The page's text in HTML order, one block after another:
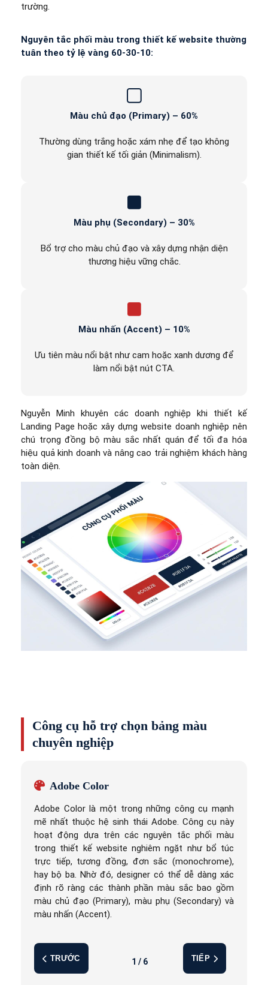
trường.
Nguyên tắc phối màu trong thiết kế website thường
tuân theo tỷ lệ vàng 60-30-10:
Màu chủ đạo (Primary) – 60%
Thường dùng trắng hoặc xám nhẹ để tạo không
gian thiết kế tối giản (Minimalism).
Màu phụ (Secondary) – 30%
Bổ trợ cho màu chủ đạo và xây dựng nhận diện
thương hiệu vững chắc.
Màu nhấn (Accent) – 10%
Ưu tiên màu nổi bật như cam hoặc xanh dương để
làm nổi bật nút CTA.
Nguyễn Minh khuyên các doanh nghiệp khi thiết kế
Landing Page hoặc xây dựng website doanh nghiệp nên
chú trọng đồng bộ màu sắc nhất quán để tối đa hóa
hiệu quả kinh doanh và nâng cao trải nghiệm khách hàng
toàn diện.
Công cụ hỗ trợ chọn bảng màu
chuyên nghiệp
Adobe Color
Adobe Color là một trong những công cụ mạnh
mẽ nhất thuộc hệ sinh thái Adobe. Công cụ này
hoạt động dựa trên các nguyên tắc phối màu
trong thiết kế website nghiêm ngặt như bổ túc
trực tiếp, tương đồng, đơn sắc (monochrome),
hay bộ ba. Nhờ đó, designer có thể dễ dàng xác
định rõ ràng các thành phần màu sắc bao gồm
màu chủ đạo (Primary), màu phụ (Secondary) và
màu nhấn (Accent).
TRƯỚC 1 / 6 TIẾP